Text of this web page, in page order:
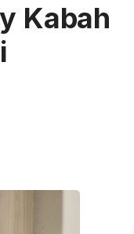
Kabah